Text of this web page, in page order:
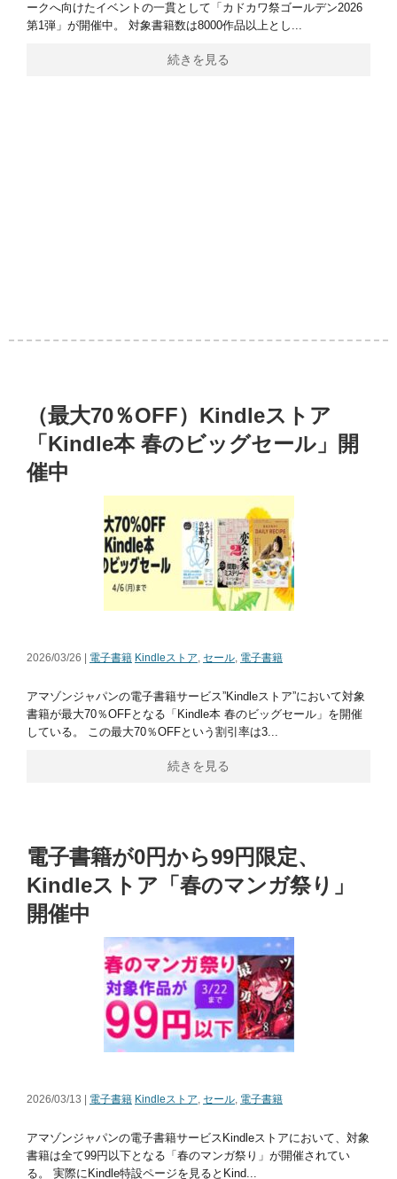
ークへ向けたイベントの一貫として「カドカワ祭ゴールデン2026
第1弾」が開催中。 対象書籍数は8000作品以上とし...
続きを見る
（最大70％OFF）Kindleストア
「Kindle本 春のビッグセール」開
催中
2026/03/26 | 電子書籍 Kindleストア, セール, 電子書籍
アマゾンジャパンの電子書籍サービス”Kindleストア”において対象
書籍が最大70％OFFとなる「Kindle本 春のビッグセール」を開催
している。 この最大70％OFFという割引率は3...
続きを見る
電子書籍が0円から99円限定、
Kindleストア「春のマンガ祭り」
開催中
2026/03/13 | 電子書籍 Kindleストア, セール, 電子書籍
アマゾンジャパンの電子書籍サービスKindleストアにおいて、対象
書籍は全て99円以下となる「春のマンガ祭り」が開催されてい
る。 実際にKindle特設ページを見るとKind...